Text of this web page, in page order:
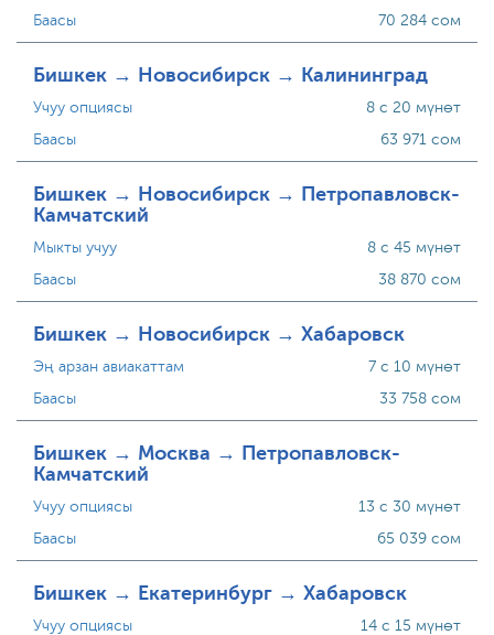
Баасы
70 284 сом
Бишкек → Новосибирск → Калининград
Учуу опциясы
Баасы
8 с 20 мүнөт
63 971 сом
Бишкек → Новосибирск → Петропавловск-
Камчатский
Мыкты учуу
Баасы
8 с 45 мүнөт
38 870 сом
Бишкек → Новосибирск → Хабаровск
Эң арзан авиакаттам
Баасы
7 с 10 мүнөт
33 758 сом
Бишкек → Москва → Петропавловск-
Камчатский
Учуу опциясы
Баасы
13 с 30 мүнөт
65 039 сом
Бишкек → Екатеринбург → Хабаровск
Учуу опциясы
14 с 15 мүнөт